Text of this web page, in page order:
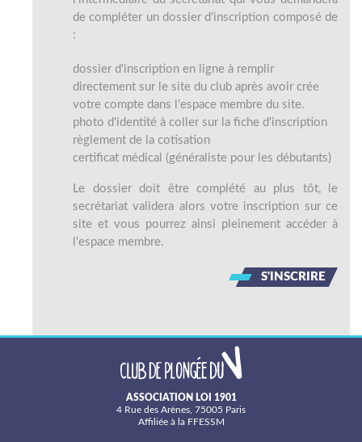
de compléter un dossier d'inscription composé de
:
dossier d'inscription en ligne à remplir
directement sur le site du club après avoir crée
votre compte dans l'espace membre du site.
photo d'identité à coller sur la fiche d'inscription
règlement de la cotisation
certificat médical (généraliste pour les débutants)
Le dossier doit être complété au plus tôt, le
secrétariat validera alors votre inscription sur ce
site et vous pourrez ainsi pleinement accéder à
l'espace membre.
S'INSCRIRE
ASSOCIATION LOI 1901
4 Rue des Arènes, 75005 Paris
Affiliée à la FFESSM